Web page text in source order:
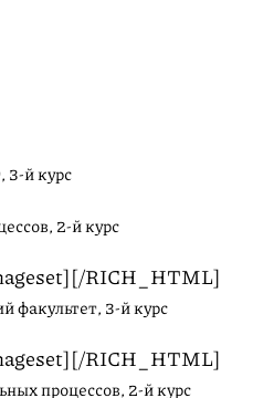
3-й курс
2-й курс
RICH_HTML]
факультет, 3-й курс
RICH_HTML]
процессов, 2-й курс